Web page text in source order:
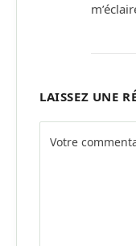
LAISSEZ UNE